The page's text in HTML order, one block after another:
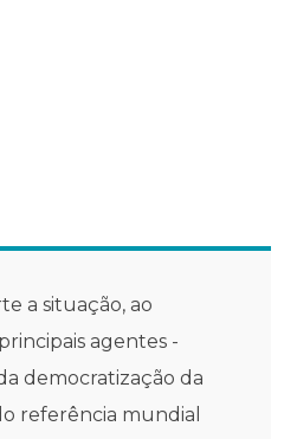
a situação, ao
agentes -
democratização da
referência mundial